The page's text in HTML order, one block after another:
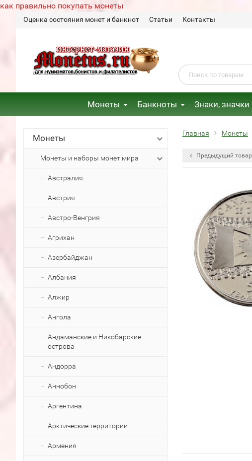
как правильно покупать монеты
Оценка состояния монет и банкнот Статьи Контакты
Монеты Банкноты Знаки, значки
Монеты
Монеты и наборы монет мира
Австралия
Австрия
Австро-Венгрия
Агрихан
Азербайджан
Албания
Алжир
Ангола
Андаманские и Никобарские
острова
Андорра
Аннобон
Аргентина
Арктические территории
Армения
Главная Монеты
Предыдущий товар